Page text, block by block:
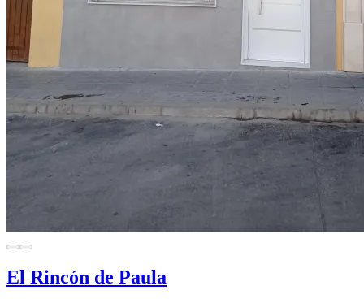
El Rincón de Paula